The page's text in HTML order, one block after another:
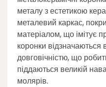
металу з естетикою
металевий каркас,
матеріалом, що імітує
коронки відзначаються
довговічністю, що
піддаються великій
молярів.